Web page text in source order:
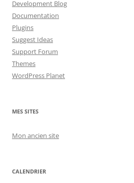
Development Blog
Documentation
Plugins
Suggest Ideas
Support Forum
Themes
WordPress Planet
MES SITES
Mon ancien site
CALENDRIER